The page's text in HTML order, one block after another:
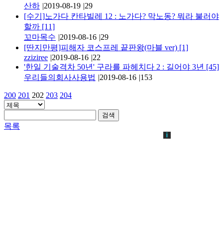
산하 |2019-08-19 |29
[수기]노가다 칸타빌레 12 : 노가다? 막노동? 뭐라 불러야
할까 [11]
꼬마목수 |2019-08-16 |29
[딴지만평]피해자 코스프레 끝판왕(마블 ver) [1]
zziziree |2019-08-16 |22
'한일 기술격차 50년' 구라를 파헤치다 2 : 길어야 3년 [45]
우리들의회사사용법 |2019-08-16 |153
200 201 202 203 204
검색
목록